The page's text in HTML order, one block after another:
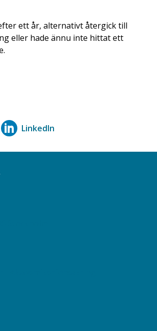
ett år, alternativt återgick till
eller hade ännu inte hittat ett
LinkedIn